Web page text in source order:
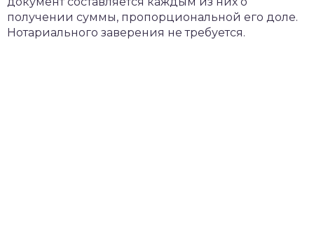
получении суммы, пропорциональной его доле.
Нотариального заверения не требуется.